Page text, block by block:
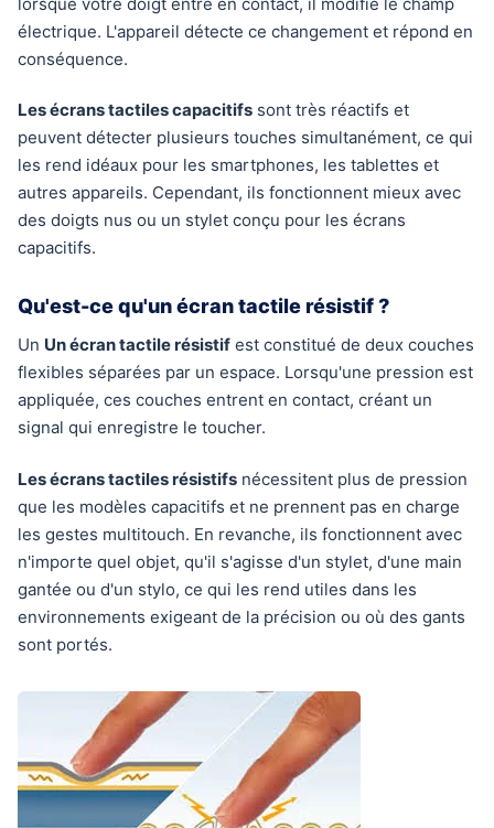
électrique. L'appareil détecte ce changement et répond en
conséquence.
Les écrans tactiles capacitifs sont très réactifs et
peuvent détecter plusieurs touches simultanément, ce qui
les rend idéaux pour les smartphones, les tablettes et
autres appareils. Cependant, ils fonctionnent mieux avec
des doigts nus ou un stylet conçu pour les écrans
capacitifs.
Qu'est-ce qu'un écran tactile résistif ?
Un Un écran tactile résistif est constitué de deux couches
flexibles séparées par un espace. Lorsqu'une pression est
appliquée, ces couches entrent en contact, créant un
signal qui enregistre le toucher.
Les écrans tactiles résistifs nécessitent plus de pression
que les modèles capacitifs et ne prennent pas en charge
les gestes multitouch. En revanche, ils fonctionnent avec
n'importe quel objet, qu'il s'agisse d'un stylet, d'une main
gantée ou d'un stylo, ce qui les rend utiles dans les
environnements exigeant de la précision ou où des gants
sont portés.